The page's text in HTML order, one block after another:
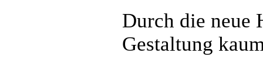
Durch die neue
Gestaltung